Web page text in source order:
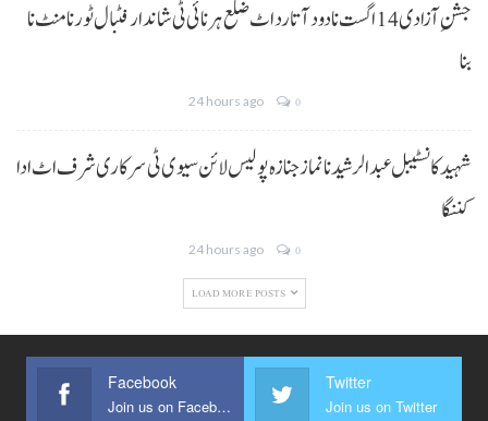
جشنِ آزادی 14 اگست نا دود آتا رد اٹ ضلع ہرنائی ٹی شاندار فٹبال ٹورنامنٹ نا
بنا
24 hours ago 0
شہید کانسٹیبل عبدالرشید نا نماز جنازہ پولیس لائن سیوی ٹی سرکاری شرف اٹ ادا
کننگا
24 hours ago 0
LOAD MORE POSTS
Facebook
Join us on Facebook
Twitter
Join us on Twitter